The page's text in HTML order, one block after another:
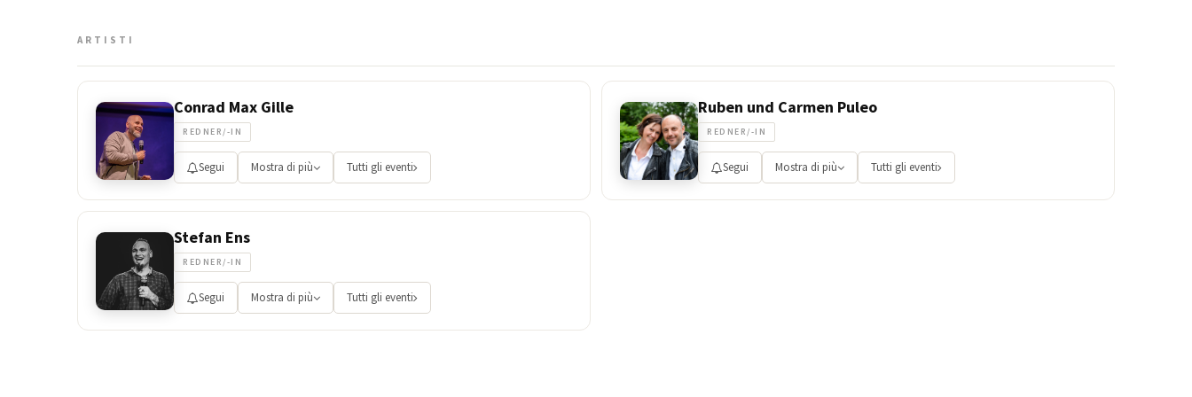
ARTISTI
Conrad Max Gille
REDNER/-IN
Segui Mostra di più Tutti gli eventi
Ruben und Carmen Puleo
REDNER/-IN
Segui Mostra di più Tutti gli eventi
Stefan Ens
REDNER/-IN
Segui Mostra di più Tutti gli eventi